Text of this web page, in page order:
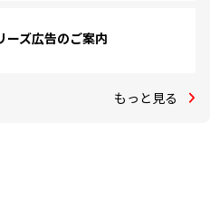
ーズ広告のご案内
もっと見る